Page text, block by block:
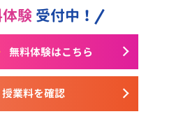
験 受付中！
授業料を確認
無料体験はこちら